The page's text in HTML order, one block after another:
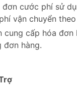
cước phí sử
vận chuyển theo
cung cấp hóa đơn
đơn hàng.